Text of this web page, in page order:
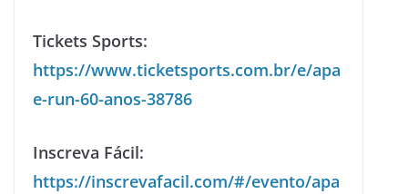
Tickets Sports:
https://www.ticketsports.com.br/e/apa
e-run-60-anos-38786
Inscreva Fácil:
https://inscrevafacil.com/#/evento/apa